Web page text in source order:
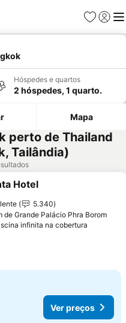
Favoritos
Iniciar
Hóspedes e quartos
2 hóspedes, 1 quarto.
Mapa
perto de Thailand
Tailândia)
aos favoritos
Hotel
5.340
de Grande Palácio Phra Borom
infinita na cobertura
Ver preços